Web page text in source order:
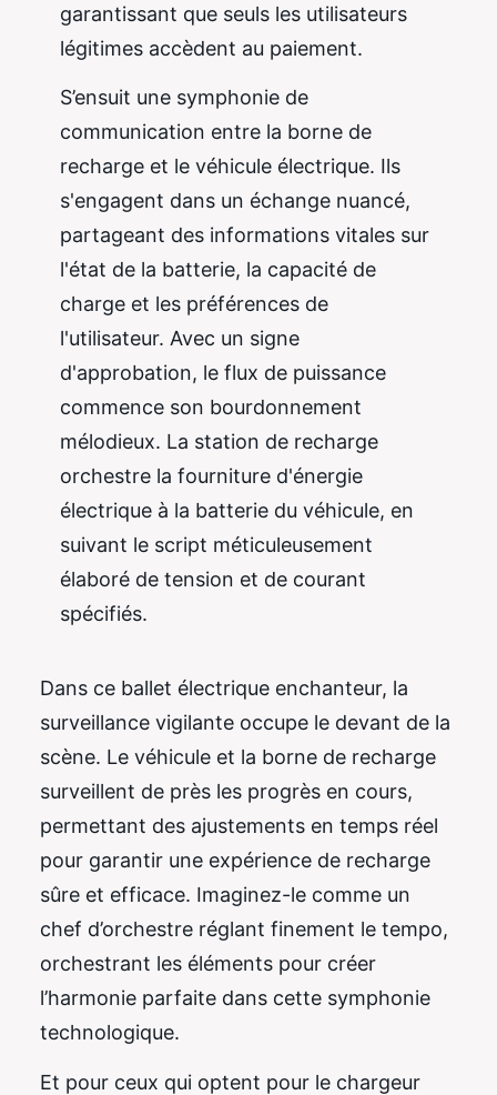
garantissant que seuls les utilisateurs
légitimes accèdent au paiement.
S’ensuit une symphonie de
communication entre la borne de
recharge et le véhicule électrique. Ils
s'engagent dans un échange nuancé,
partageant des informations vitales sur
l'état de la batterie, la capacité de
charge et les préférences de
l'utilisateur. Avec un signe
d'approbation, le flux de puissance
commence son bourdonnement
mélodieux. La station de recharge
orchestre la fourniture d'énergie
électrique à la batterie du véhicule, en
suivant le script méticuleusement
élaboré de tension et de courant
spécifiés.
Dans ce ballet électrique enchanteur, la
surveillance vigilante occupe le devant de la
scène. Le véhicule et la borne de recharge
surveillent de près les progrès en cours,
permettant des ajustements en temps réel
pour garantir une expérience de recharge
sûre et efficace. Imaginez-le comme un
chef d’orchestre réglant finement le tempo,
orchestrant les éléments pour créer
l’harmonie parfaite dans cette symphonie
technologique.
Et pour ceux qui optent pour le chargeur